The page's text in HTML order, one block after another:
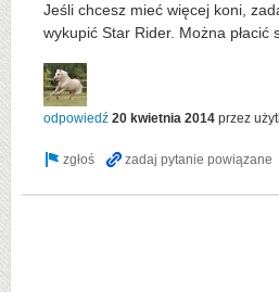
Jeśli chcesz mieć więcej koni,
wykupić Star Rider. Można płacić
odpowiedź 20 kwietnia 2014 przez